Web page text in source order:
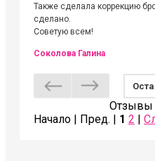
Также сделала коррекцию
сделано.
Советую всем!
Соколова Галина
Отзывы
Начало | Пред. | 1 2 |